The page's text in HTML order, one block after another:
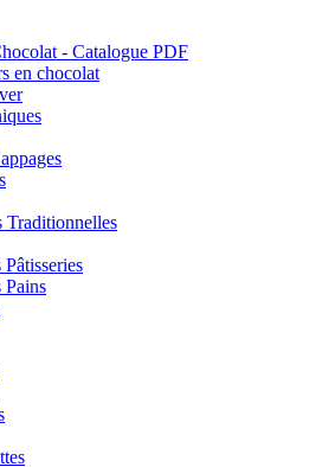
- Catalogue PDF
en chocolat
Traditionnelles
Pains